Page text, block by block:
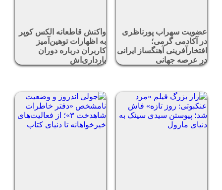
عضویت سهراب پورناظری
در آکادمی گرمی؛
افتخارآفرینی آهنگساز ایرانی
در عرصه جهانی
واکنش قاطعانه الکس کوپر
به اظهارات توهین‌آمیز
کاربران درباره دوران
بارداری‌اش